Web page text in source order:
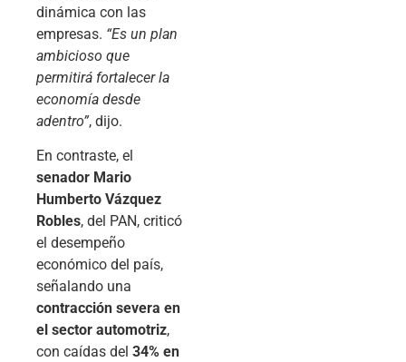
dinámica con las
empresas. “Es un plan
ambicioso que
permitirá fortalecer la
economía desde
adentro”, dijo.
En contraste, el
senador Mario
Humberto Vázquez
Robles, del PAN, criticó
el desempeño
económico del país,
señalando una
contracción severa en
el sector automotriz,
con caídas del 34% en